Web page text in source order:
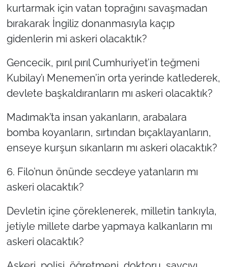
kurtarmak için vatan toprağını savaşmadan
bırakarak İngiliz donanmasıyla kaçıp
gidenlerin mi askeri olacaktık?
Gencecik, pırıl pırıl Cumhuriyet’in teğmeni
Kubilay’ı Menemen’in orta yerinde katlederek,
devlete başkaldıranların mı askeri olacaktık?
Madımak’ta insan yakanların, arabalara
bomba koyanların, sırtından bıçaklayanların,
enseye kurşun sıkanların mı askeri olacaktık?
6. Filo’nun önünde secdeye yatanların mı
askeri olacaktık?
Devletin içine çöreklenerek, milletin tankıyla,
jetiyle millete darbe yapmaya kalkanların mı
askeri olacaktık?
TEKİRDAĞ
KIRKLARELİ
ÇANAKKALE
TÜRKİYE
Bölge
Güvenlik
Genel
Politika
Flaş Haber
Dış Haberler